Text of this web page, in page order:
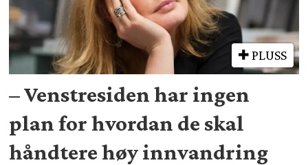
PLUSS
– Venstresiden har ingen
plan for hvordan de skal
håndtere høy innvandring